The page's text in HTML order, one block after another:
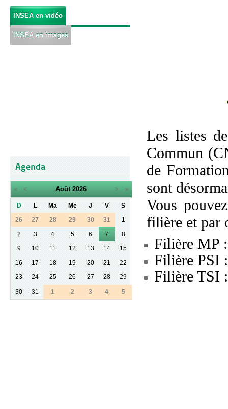
INSEA en vidéo
INSEA en images
Agenda
« < Août 2026 > »
D L Ma Me J V
S
26
27 28 29 30 31
1
2
3 4 5 6 7
8
9
10 11 12 13 14
15
16
17 18 19 20 21
22
23
24 25 26 27 28 29
30 31 1 2 3 4 5
Les listes
Commun
de
sont
Vous
filière et par
Filière MP
Filière PSI
Filière TSI